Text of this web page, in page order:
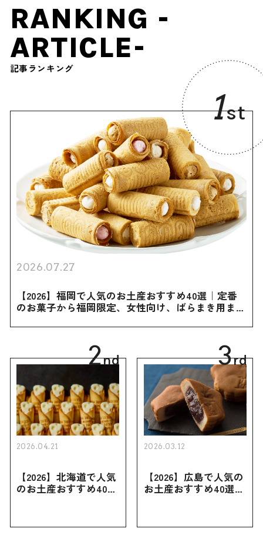
RANKING -
ARTICLE-
記事ランキング
1st
2026.07.27
【2026】福岡で人気のお土産おすすめ40選｜定番
のお菓子から福岡限定、女性向け、ばらまき用まで
2nd
2026.04.21
【2026】北海道で人気
のお土産おすすめ40選
買えない限定品、女性
3rd
2026.03.12
【2026】広島で人気の
お土産おすすめ40選｜
き用、女性向けまで幅